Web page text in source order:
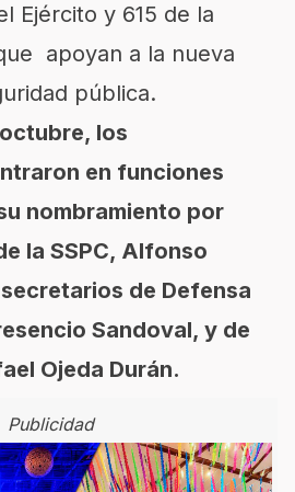
Ejército y 615 de la
apoyan a la nueva
pública.
los
en funciones
nombramiento por
la SSPC, Alfonso
de Defensa
Sandoval, y de
Ojeda Durán.
Publicidad